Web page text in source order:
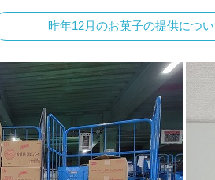
昨年12月のお菓子の提供につ